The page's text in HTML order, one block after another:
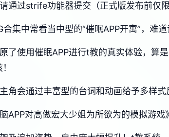
通过strife功能器提交（正式版发布前仅
集中常看当中型的“催眠APP开寓”，难
了使用催眠APP进行t教的真实体验，算
角会通过丰富型的台词和动画给予多样式
APP对高傲宏大少姐为所欲为的模拟游戏